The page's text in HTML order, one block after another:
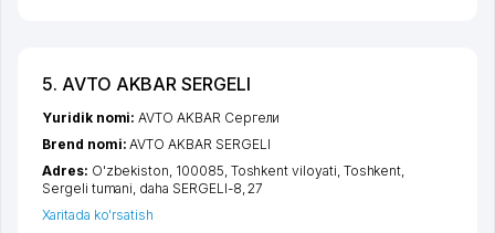
5. AVTO AKBAR SERGELI
Yuridik nomi:AVTO AKBAR Сергели
Brend nomi:AVTO AKBAR SERGELI
Adres: O'zbekiston, 100085, Toshkent viloyati Toshkent
Sergeli tumani daha SERGELI-8 , 27
Xaritada ko'rsatish